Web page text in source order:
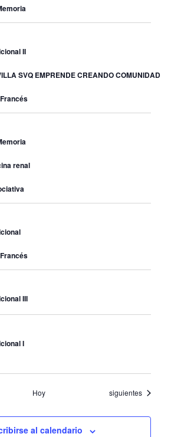
II
SVQ EMPRENDE CREANDO COMUNIDAD
renal
III
I
Hoy Eventos
siguientes
al calendario